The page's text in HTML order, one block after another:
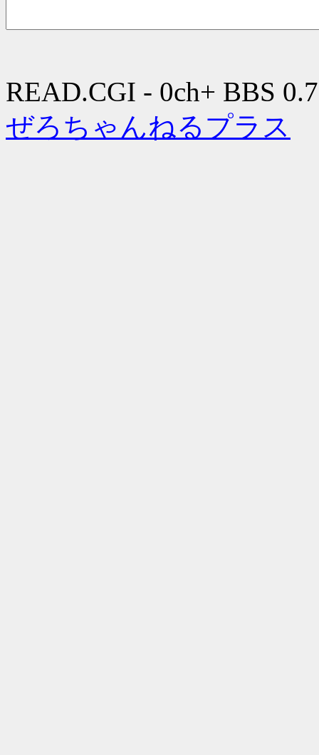
READ.CGI - 0ch+ BBS
ぜろちゃんねるプラス